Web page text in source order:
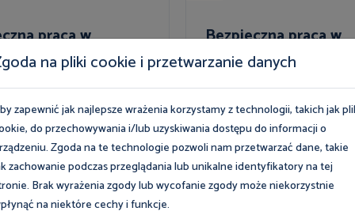
praca w
pielęgniarki
Bezpieczna praca w
zakładach
na pliki cookie i przetwarzanie danych
zapewnić jak najlepsze wrażenia korzystamy z technologii, takich jak
do przechowywania i/lub uzyskiwania dostępu do informacji o
Zgoda na te technologie pozwoli nam przetwarzać dane, takie
zachowanie podczas przeglądania lub unikalne identyfikatory na tej
Brak wyrażenia zgody lub wycofanie zgody może niekorzystnie
na niektóre cechy i funkcje.